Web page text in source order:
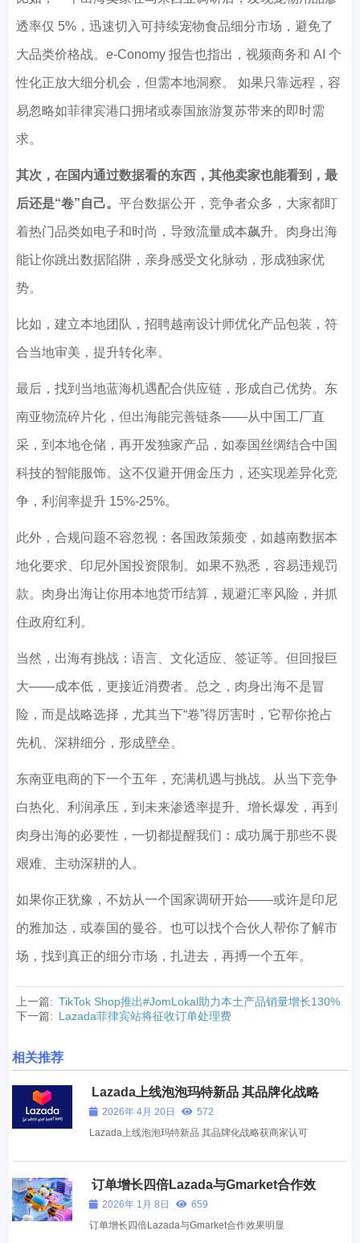
透率仅 5%，迅速切入可持续宠物食品细分市场，避免了
大品类价格战。e-Conomy 报告也指出，视频商务和 AI 个
性化正放大细分机会，但需本地洞察。 如果只靠远程，容
易忽略如菲律宾港口拥堵或泰国旅游复苏带来的即时需
求。
其次，在国内通过数据看的东西，其他卖家也能看到，最
后还是“卷”自己。 平台数据公开，竞争者众多，大家都盯
着热门品类如电子和时尚，导致流量成本飙升。肉身出海
能让你跳出数据陷阱，亲身感受文化脉动，形成独家优
势。
比如，建立本地团队，招聘越南设计师优化产品包装，符
合当地审美，提升转化率。
最后，找到当地蓝海机遇配合供应链，形成自己优势。东
南亚物流碎片化，但出海能完善链条——从中国工厂直
采，到本地仓储，再开发独家产品，如泰国丝绸结合中国
科技的智能服饰。这不仅避开佣金压力，还实现差异化竞
争，利润率提升 15%-25%。
此外，合规问题不容忽视：各国政策频变，如越南数据本
地化要求、印尼外国投资限制。如果不熟悉，容易违规罚
款。肉身出海让你用本地货币结算，规避汇率风险，并抓
住政府红利。
当然，出海有挑战：语言、文化适应、签证等。但回报巨
大——成本低，更接近消费者。总之，肉身出海不是冒
险，而是战略选择，尤其当下“卷”得厉害时，它帮你抢占
先机、深耕细分，形成壁垒。
东南亚电商的下一个五年，充满机遇与挑战。从当下竞争
白热化、利润承压，到未来渗透率提升、增长爆发，再到
肉身出海的必要性，一切都提醒我们：成功属于那些不畏
艰难、主动深耕的人。
如果你正犹豫，不妨从一个国家调研开始——或许是印尼
的雅加达，或泰国的曼谷。也可以找个合伙人帮你了解市
场，找到真正的细分市场，扎进去，再搏一个五年。
上一篇: TikTok Shop推出#JomLokal助力本土产品销量增长130%
下一篇: Lazada菲律宾站将征收订单处理费
相关推荐
Lazada上线泡泡玛特新品 其品牌化战略
获商家认可
2026年 4月 20日
572
Lazada上线泡泡玛特新品 其品牌化战略获商家认可
订单增长四倍Lazada与Gmarket合作效
果明显
2026年 1月 8日
659
订单增长四倍Lazada与Gmarket合作效果明显